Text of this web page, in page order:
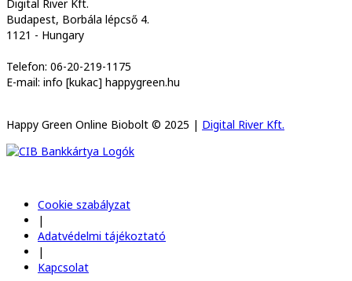
Digital River Kft.
Budapest, Borbála lépcső 4.
1121 - Hungary
Telefon: 06-20-219-1175
E-mail: info [kukac] happygreen.hu
Happy Green Online Biobolt © 2025 | Digital River Kft.
Cookie szabályzat
|
Adatvédelmi tájékoztató
|
Kapcsolat